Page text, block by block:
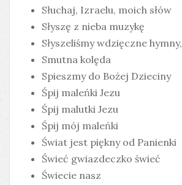
Słuchaj, Izraelu, moich słów
Słyszę z nieba muzykę
Słyszeliśmy wdzięczne hymny,
Smutna kolęda
Spieszmy do Bożej Dzieciny
Śpij maleńki Jezu
Śpij malutki Jezu
Śpij mój maleńki
Świat jest piękny od Panienki
Świeć gwiazdeczko świeć
Świecie nasz